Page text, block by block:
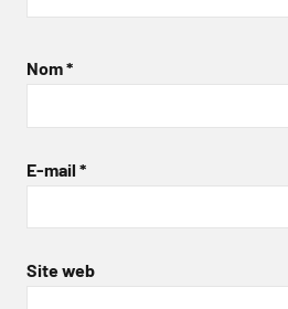
Nom*
E-mail *
Site web